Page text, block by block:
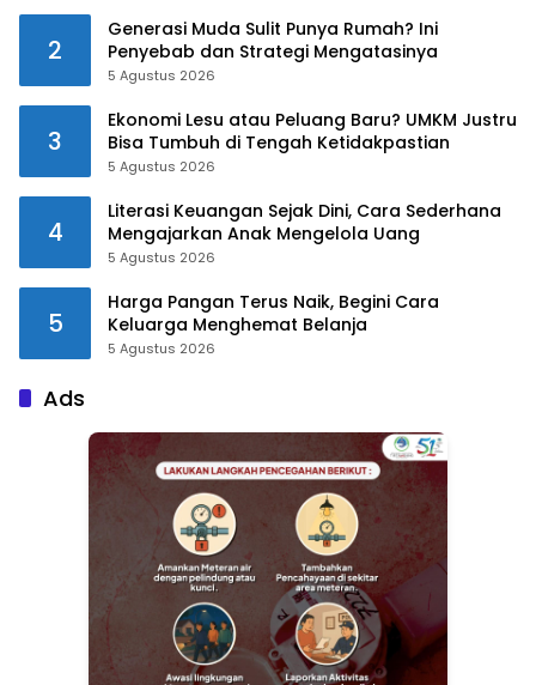
2
Generasi Muda Sulit Punya Rumah? Ini
Penyebab dan Strategi Mengatasinya
5 Agustus 2026
3
Ekonomi Lesu atau Peluang Baru? UMKM Justru
Bisa Tumbuh di Tengah Ketidakpastian
5 Agustus 2026
4
Literasi Keuangan Sejak Dini, Cara Sederhana
Mengajarkan Anak Mengelola Uang
5 Agustus 2026
5
Harga Pangan Terus Naik, Begini Cara
Keluarga Menghemat Belanja
5 Agustus 2026
Ads